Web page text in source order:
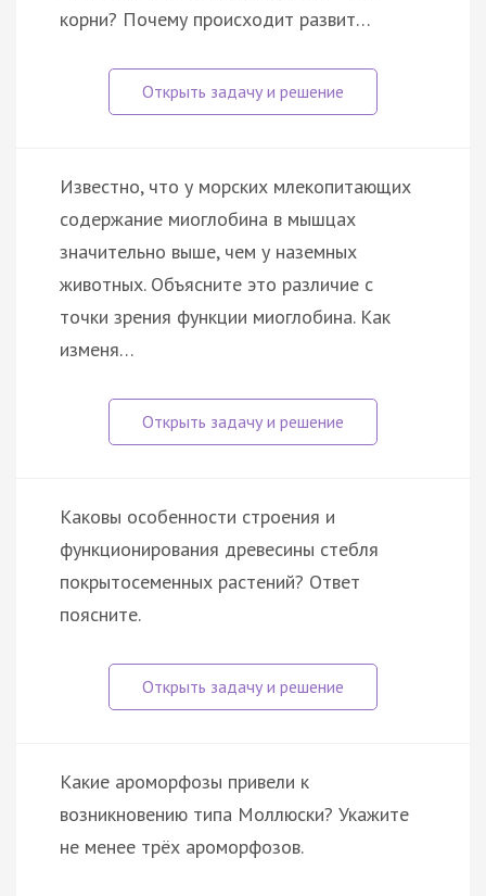
корни? Почему происходит развит…
Известно, что у морских млекопитающих
содержание миоглобина в мышцах
значительно выше, чем у наземных
животных. Объясните это различие с
точки зрения функции миоглобина. Как
изменя…
Каковы особенности строения и
функционирования древесины стебля
покрытосеменных растений? Ответ
поясните.
Какие ароморфозы привели к
возникновению типа Моллюски? Укажите
не менее трёх ароморфозов.